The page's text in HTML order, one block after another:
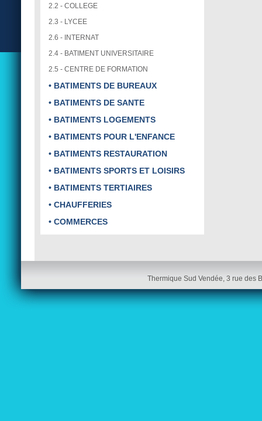
2.2 - COLLEGE
2.3 - LYCEE
2.6 - INTERNAT
2.4 - BATIMENT UNIVERSITAIRE
2.5 - CENTRE DE FORMATION
• BATIMENTS DE BUREAUX
• BATIMENTS DE SANTE
• BATIMENTS LOGEMENTS
• BATIMENTS POUR L'ENFANCE
• BATIMENTS RESTAURATION
• BATIMENTS SPORTS ET LOISIRS
• BATIMENTS TERTIAIRES
• CHAUFFERIES
• COMMERCES
Thermique Sud Vendée, 3 rue des